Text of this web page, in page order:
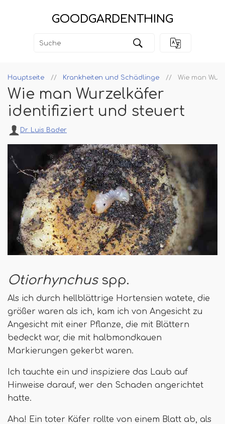
GOODGARDENTHING
Hauptseite Krankheiten und Schädlinge Wie man
Wie man Wurzelkäfer
identifiziert und steuert
Dr. Luis Bader
Otiorhynchusspp.
Als ich durch hellblättrige Hortensien watete, die
größer waren als ich, kam ich von Angesicht zu
Angesicht mit einer Pflanze, die mit Blättern
bedeckt war, die mit halbmondkauen
Markierungen gekerbt waren.
Ich tauchte ein und inspiziere das Laub auf
Hinweise darauf, wer den Schaden angerichtet
hatte.
Aha! Ein toter Käfer rollte von einem Blatt ab, als